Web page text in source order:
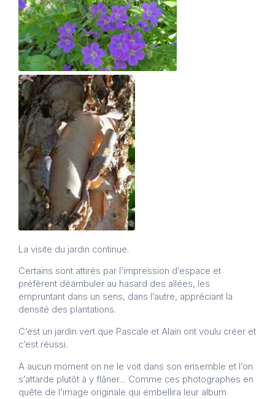
La visite du jardin continue.
Certains sont attirés par l’impression d’espace et
préfèrent déambuler au hasard des allées, les
empruntant dans un sens, dans l’autre, appréciant la
densité des plantations.
C’est un jardin vert que Pascale et Alain ont voulu créer et
c’est réussi.
A aucun moment on ne le voit dans son ensemble et l’on
s’attarde plutôt à y flâner… Comme ces photographes en
quête de l’image originale qui embellira leur album